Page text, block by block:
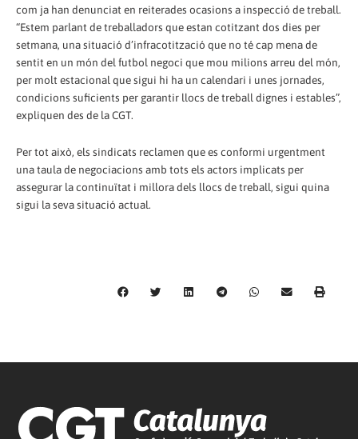
com ja han denunciat en reiterades ocasions a inspecció de treball.
“Estem parlant de treballadors que estan cotitzant dos dies per
setmana, una situació d’infracotització que no té cap mena de
sentit en un món del futbol negoci que mou milions arreu del món,
per molt estacional que sigui hi ha un calendari i unes jornades,
condicions suficients per garantir llocs de treball dignes i estables”,
expliquen des de la CGT.
Per tot això, els sindicats reclamen que es conformi urgentment
una taula de negociacions amb tots els actors implicats per
assegurar la continuïtat i millora dels llocs de treball, sigui quina
sigui la seva situació actual.